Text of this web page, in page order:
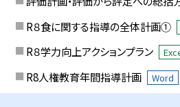
R８食に関する指導の全体計画①
R８学力向上アクションプラン
R8人権教育年間指導計画 Word